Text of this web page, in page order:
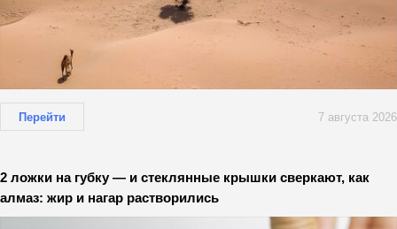
Перейти 7 августа 2026
2 ложки на губку — и стеклянные крышки сверкают, как
алмаз: жир и нагар растворились